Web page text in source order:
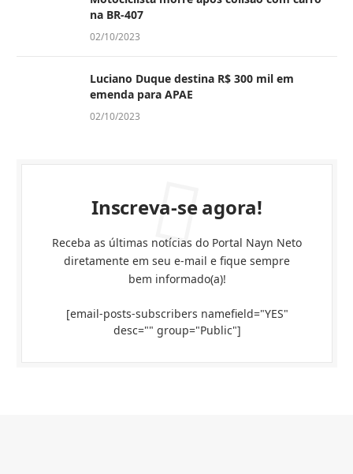
na BR-407
02/10/2023
Luciano Duque destina R$ 300 mil em
emenda para APAE
02/10/2023
Inscreva-se agora!
Receba as últimas notícias do Portal Nayn Neto
diretamente em seu e-mail e fique sempre
bem informado(a)!
[email-posts-subscribers namefield="YES"
desc="" group="Public"]